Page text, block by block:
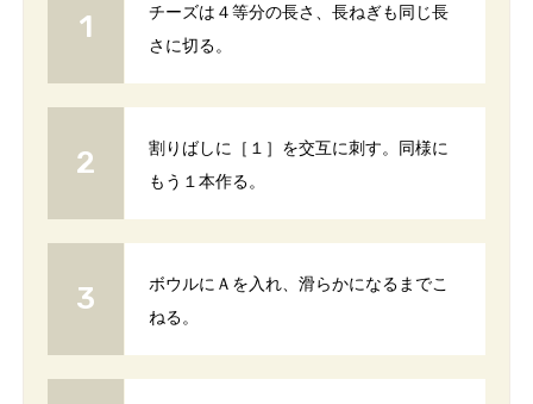
チーズは４等分の長さ、長ねぎも同じ長
さに切る。
割りばしに［１］を交互に刺す。同様に
もう１本作る。
ボウルにＡを入れ、滑らかになるまでこ
ねる。